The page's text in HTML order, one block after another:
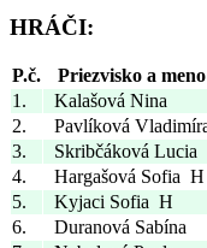
P.č. Priezvisko a meno
2.
Pavlíková Vladimíra
3.
Skribčáková Lucia
4.
Hargašová SofiaH
5.
Kyjaci SofiaH
6.
Duranová Sabína
7.
Nebylová Paula
8.
Moravanská Viktória